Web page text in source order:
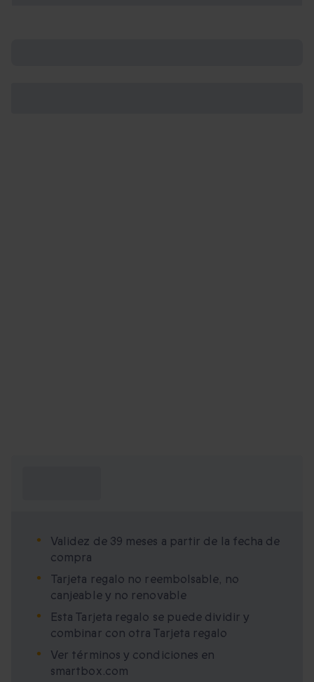
Validez de 39 meses a partir de la fecha de
compra
Tarjeta regalo no reembolsable, no
canjeable y no renovable
Esta Tarjeta regalo se puede dividir y
combinar con otra Tarjeta regalo
Ver términos y condiciones en
smartbox.com